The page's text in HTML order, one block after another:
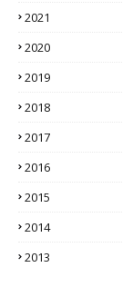
2021
2020
2019
2018
2017
2016
2015
2014
2013